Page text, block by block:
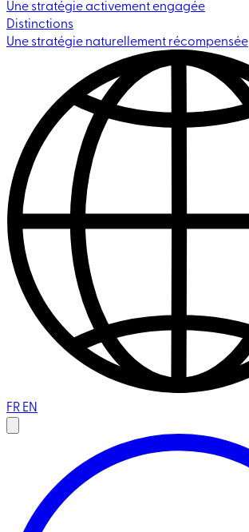
Une stratégie activement engagée
Distinctions
Une stratégie naturellement récompensée
FREN